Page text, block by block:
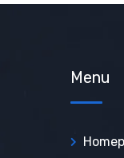
Menu